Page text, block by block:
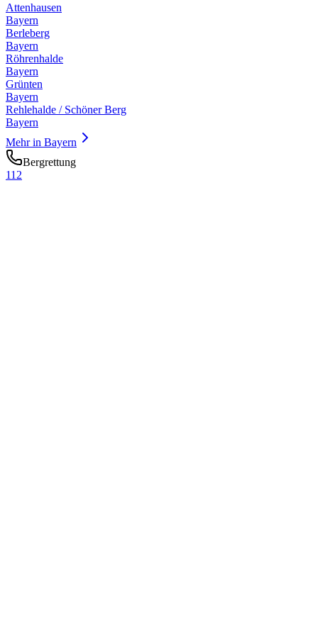
Attenhausen
Bayern
Berleberg
Bayern
Röhrenhalde
Bayern
Grünten
Bayern
Rehlehalde / Schöner Berg
Bayern
Mehr in Bayern
Bergrettung
112